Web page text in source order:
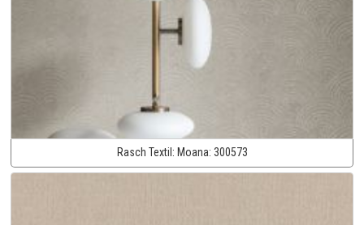
Rasch Textil: Moana: 300573